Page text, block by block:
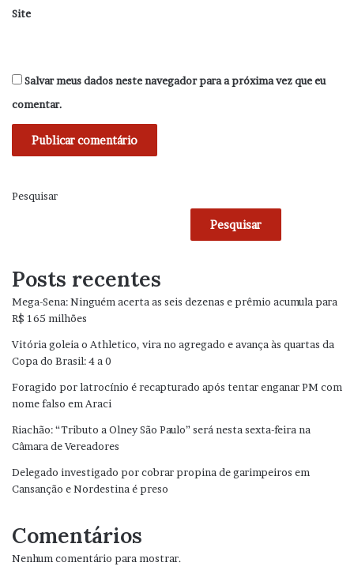
Site
Salvar meus dados neste navegador para a próxima vez que eu
comentar.
Pesquisar
Pesquisar
Posts recentes
Mega-Sena: Ninguém acerta as seis dezenas e prêmio acumula para
R$ 165 milhões
Vitória goleia o Athletico, vira no agregado e avança às quartas da
Copa do Brasil: 4 a 0
Foragido por latrocínio é recapturado após tentar enganar PM com
nome falso em Araci
Riachão: “Tributo a Olney São Paulo” será nesta sexta-feira na
Câmara de Vereadores
Delegado investigado por cobrar propina de garimpeiros em
Cansanção e Nordestina é preso
Comentários
Nenhum comentário para mostrar.